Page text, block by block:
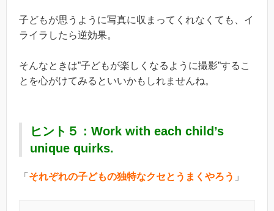
子どもが思うように写真に収まってくれなくても、イ
ライラしたら逆効果。
そんなときは”子どもが楽しくなるように撮影”するこ
とを心がけてみるといいかもしれませんね。
ヒント５：Work with each child’s
unique quirks.
「 それぞれの子どもの独特なクセとうまくやろう 」